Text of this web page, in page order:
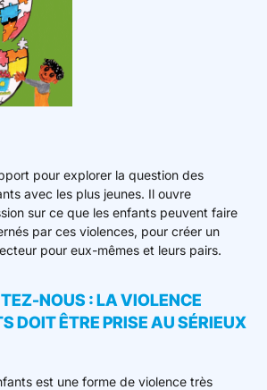
pour explorer la question des
avec les plus jeunes. Il ouvre
sur ce que les enfants peuvent faire
par ces violences, pour créer un
pour eux-mêmes et leurs pairs.
NOUS : LA VIOLENCE
DOIT ÊTRE PRISE AU SÉRIEUX
est une forme de violence très